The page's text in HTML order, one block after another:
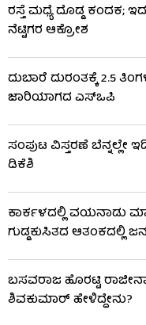
ರಸ್ತೆ ಮಧ್ಯೆ ದೊಡ್ಡ ಕಂದಕ;
ನೆಟ್ಟಿಗರ ಆಕ್ರೋಶ
ದುಬಾರೆ ದುರಂತಕ್ಕೆ 2.5
ಜಾರಿಯಾಗದ ಎಸ್‌ಒಪಿ
ಸಂಪುಟ ವಿಸ್ತರಣೆ ಬೆನ್ನಲ್ಲೇ
ಡಿಕೆಶಿ
ಕಾರ್ಕಳದಲ್ಲಿ ವಯನಾಡು
ಗುಡ್ಡಕುಸಿತದ ಆತಂಕದಲ್ಲಿ
ಬಸವರಾಜ ಹೊರಟ್ಟಿ
ಶಿವಕುಮಾರ್ ಹೇಳಿದ್ದೇನು?